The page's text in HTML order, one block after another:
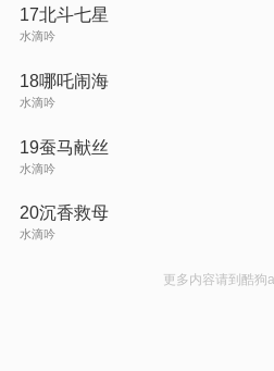
17北斗七星
水滴吟
18哪吒闹海
水滴吟
19蚕马献丝
水滴吟
20沉香救母
水滴吟
更多内容请到酷狗